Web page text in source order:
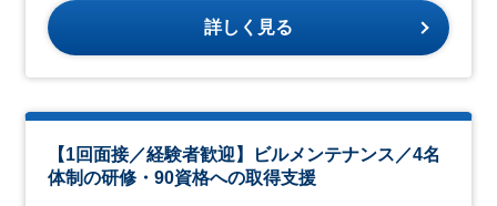
詳しく見る
【1回面接／経験者歓迎】ビルメンテナンス／4名
体制の研修・90資格への取得支援